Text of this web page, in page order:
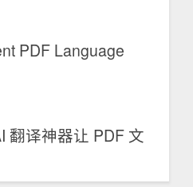
PDF Language
翻译神器让 PDF 文